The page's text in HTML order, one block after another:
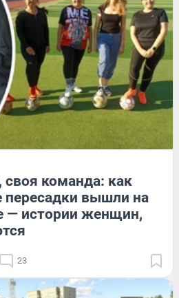
команда: как
пересадки вышли на
— истории женщин,
23